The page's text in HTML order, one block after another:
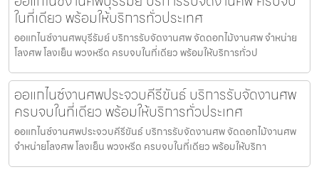
ในที่เดียว พร้อมให้บริการทั่วประเทศ
ออแกไนซ์งานศพบุรีรัมย์ บริการรับจัดงานศพ จัดดอกไม้งานศพ จำหน่าย
โลงศพ โลงเย็น พวงหรีด ครบจบในที่เดียว พร้อมให้บริการทั่วป
ออแกไนซ์งานศพประจวบคีรีขันธ์ บริการรับจัดงานศพ
ครบจบในที่เดียว พร้อมให้บริการทั่วประเทศ
ออแกไนซ์งานศพประจวบคีรีขันธ์ บริการรับจัดงานศพ จัดดอกไม้งานศพ
จำหน่ายโลงศพ โลงเย็น พวงหรีด ครบจบในที่เดียว พร้อมให้บริกา